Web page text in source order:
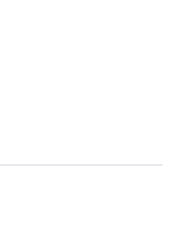
The heat